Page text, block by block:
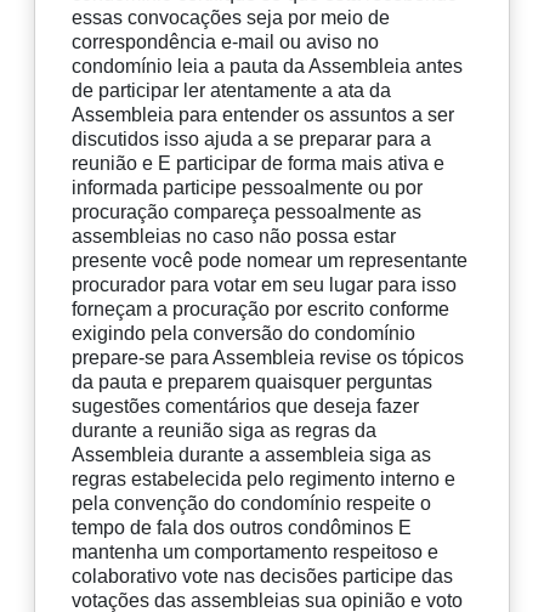
essas convocações seja por meio de
correspondência e-mail ou aviso no
condomínio leia a pauta da Assembleia antes
de participar ler atentamente a ata da
Assembleia para entender os assuntos a ser
discutidos isso ajuda a se preparar para a
reunião e E participar de forma mais ativa e
informada participe pessoalmente ou por
procuração compareça pessoalmente as
assembleias no caso não possa estar
presente você pode nomear um representante
procurador para votar em seu lugar para isso
forneçam a procuração por escrito conforme
exigindo pela conversão do condomínio
prepare-se para Assembleia revise os tópicos
da pauta e preparem quaisquer perguntas
sugestões comentários que deseja fazer
durante a reunião siga as regras da
Assembleia durante a assembleia siga as
regras estabelecida pelo regimento interno e
pela convenção do condomínio respeite o
tempo de fala dos outros condôminos E
mantenha um comportamento respeitoso e
colaborativo vote nas decisões participe das
votações das assembleias sua opinião e voto